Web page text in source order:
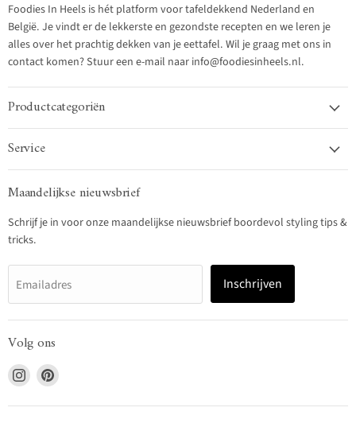
Foodies In Heels is hét platform voor tafeldekkend Nederland en
België. Je vindt er de lekkerste en gezondste recepten en we leren je
alles over het prachtig dekken van je eettafel. Wil je graag met ons in
contact komen? Stuur een e-mail naar info@foodiesinheels.nl.
Productcategoriën
Service
Maandelijkse nieuwsbrief
Schrijf je in voor onze maandelijkse nieuwsbrief boordevol styling tips &
tricks.
Emailadres Inschrijven
Volg ons
Vind
ons
op
Vind
op